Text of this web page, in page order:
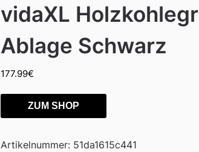
vidaXL
Ablage Schwarz
177.99€
ZUM SHOP
Artikelnummer: 51da1615c441